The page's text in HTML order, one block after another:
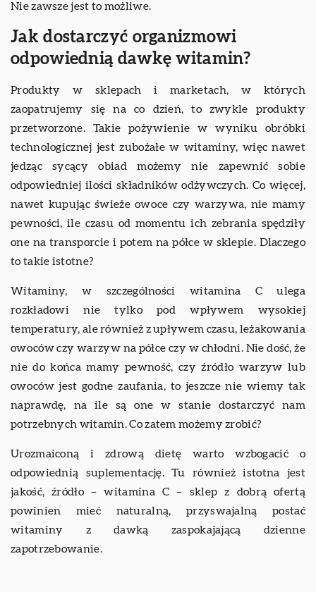
Nie zawsze jest to możliwe.
Jak dostarczyć organizmowi
odpowiednią dawkę witamin?
Produkty w sklepach i marketach, w których
zaopatrujemy się na co dzień, to zwykle produkty
przetworzone. Takie pożywienie w wyniku obróbki
technologicznej jest zubożałe w witaminy, więc nawet
jedząc sycący obiad możemy nie zapewnić sobie
odpowiedniej ilości składników odżywczych. Co więcej,
nawet kupując świeże owoce czy warzywa, nie mamy
pewności, ile czasu od momentu ich zebrania spędziły
one na transporcie i potem na półce w sklepie. Dlaczego
to takie istotne?
Witaminy, w szczególności witamina C ulega
rozkładowi nie tylko pod wpływem wysokiej
temperatury, ale również z upływem czasu, leżakowania
owoców czy warzyw na półce czy w chłodni. Nie dość, że
nie do końca mamy pewność, czy źródło warzyw lub
owoców jest godne zaufania, to jeszcze nie wiemy tak
naprawdę, na ile są one w stanie dostarczyć nam
potrzebnych witamin. Co zatem możemy zrobić?
Urozmaiconą i zdrową dietę warto wzbogacić o
odpowiednią suplementację. Tu również istotna jest
jakość, źródło – witamina C – sklep z dobrą ofertą
powinien mieć naturalną, przyswajalną postać
witaminy z dawką zaspokajającą dzienne
zapotrzebowanie.